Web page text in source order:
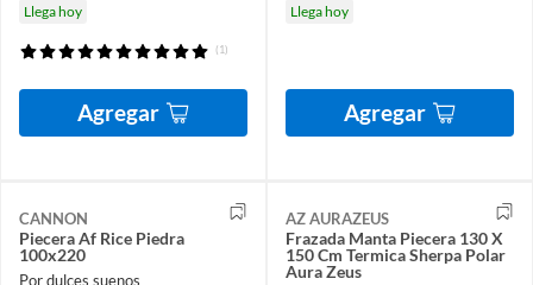
Llega hoy
(1)
Agregar
Llega hoy
Agregar
CANNON
Piecera Af Rice Piedra
100x220
Por dulces suenos
AZ AURAZEUS
Frazada Manta Piecera 130 X
150 Cm Termica Sherpa Polar
Aura Zeus